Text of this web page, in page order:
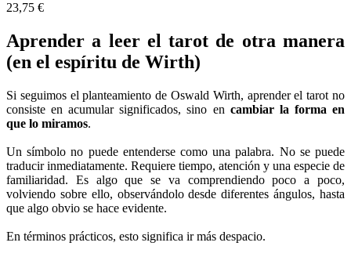
23,75 €
Aprender a leer el tarot de otra manera
(en el espíritu de Wirth)
Si seguimos el planteamiento de Oswald Wirth, aprender el tarot no
consiste en acumular significados, sino en cambiar la forma en
que lo miramos.
Un símbolo no puede entenderse como una palabra. No se puede
traducir inmediatamente. Requiere tiempo, atención y una especie de
familiaridad. Es algo que se va comprendiendo poco a poco,
volviendo sobre ello, observándolo desde diferentes ángulos, hasta
que algo obvio se hace evidente.
En términos prácticos, esto significa ir más despacio.